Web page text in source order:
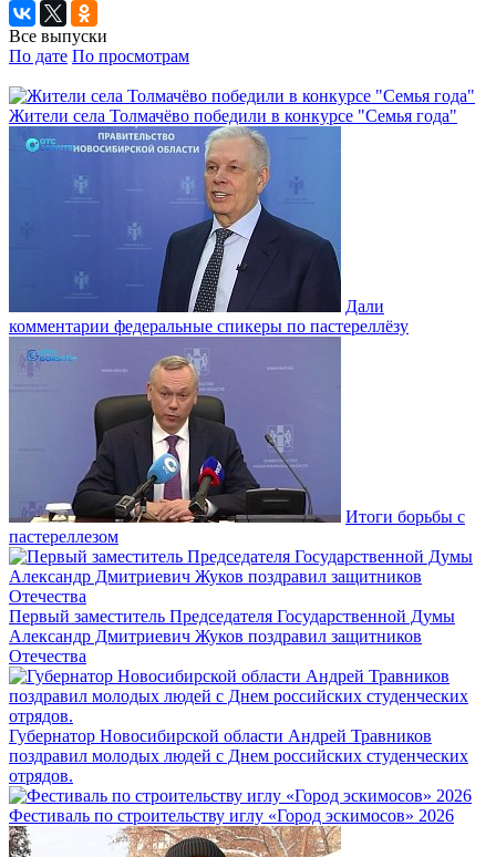
Все выпуски
По дате По просмотрам
Жители села Толмачёво победили в конкурсе "Семья года"
Дали
комментарии федеральные спикеры по пастереллёзу
Итоги борьбы с
пастереллезом
Первый заместитель Председателя Государственной Думы
Александр Дмитриевич Жуков поздравил защитников
Отечества
Губернатор Новосибирской области Андрей Травников
поздравил молодых людей с Днем российских студенческих
отрядов.
Фестиваль по строительству иглу «Город эскимосов» 2026